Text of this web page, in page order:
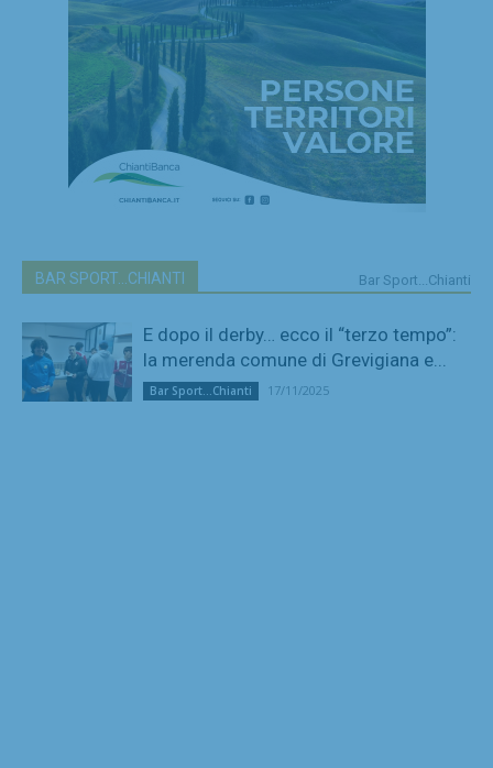
BAR SPORT...CHIANTI Bar Sport...Chianti
E dopo il derby… ecco il “terzo tempo”:
la merenda comune di Grevigiana e...
Bar Sport...Chianti 17/11/2025